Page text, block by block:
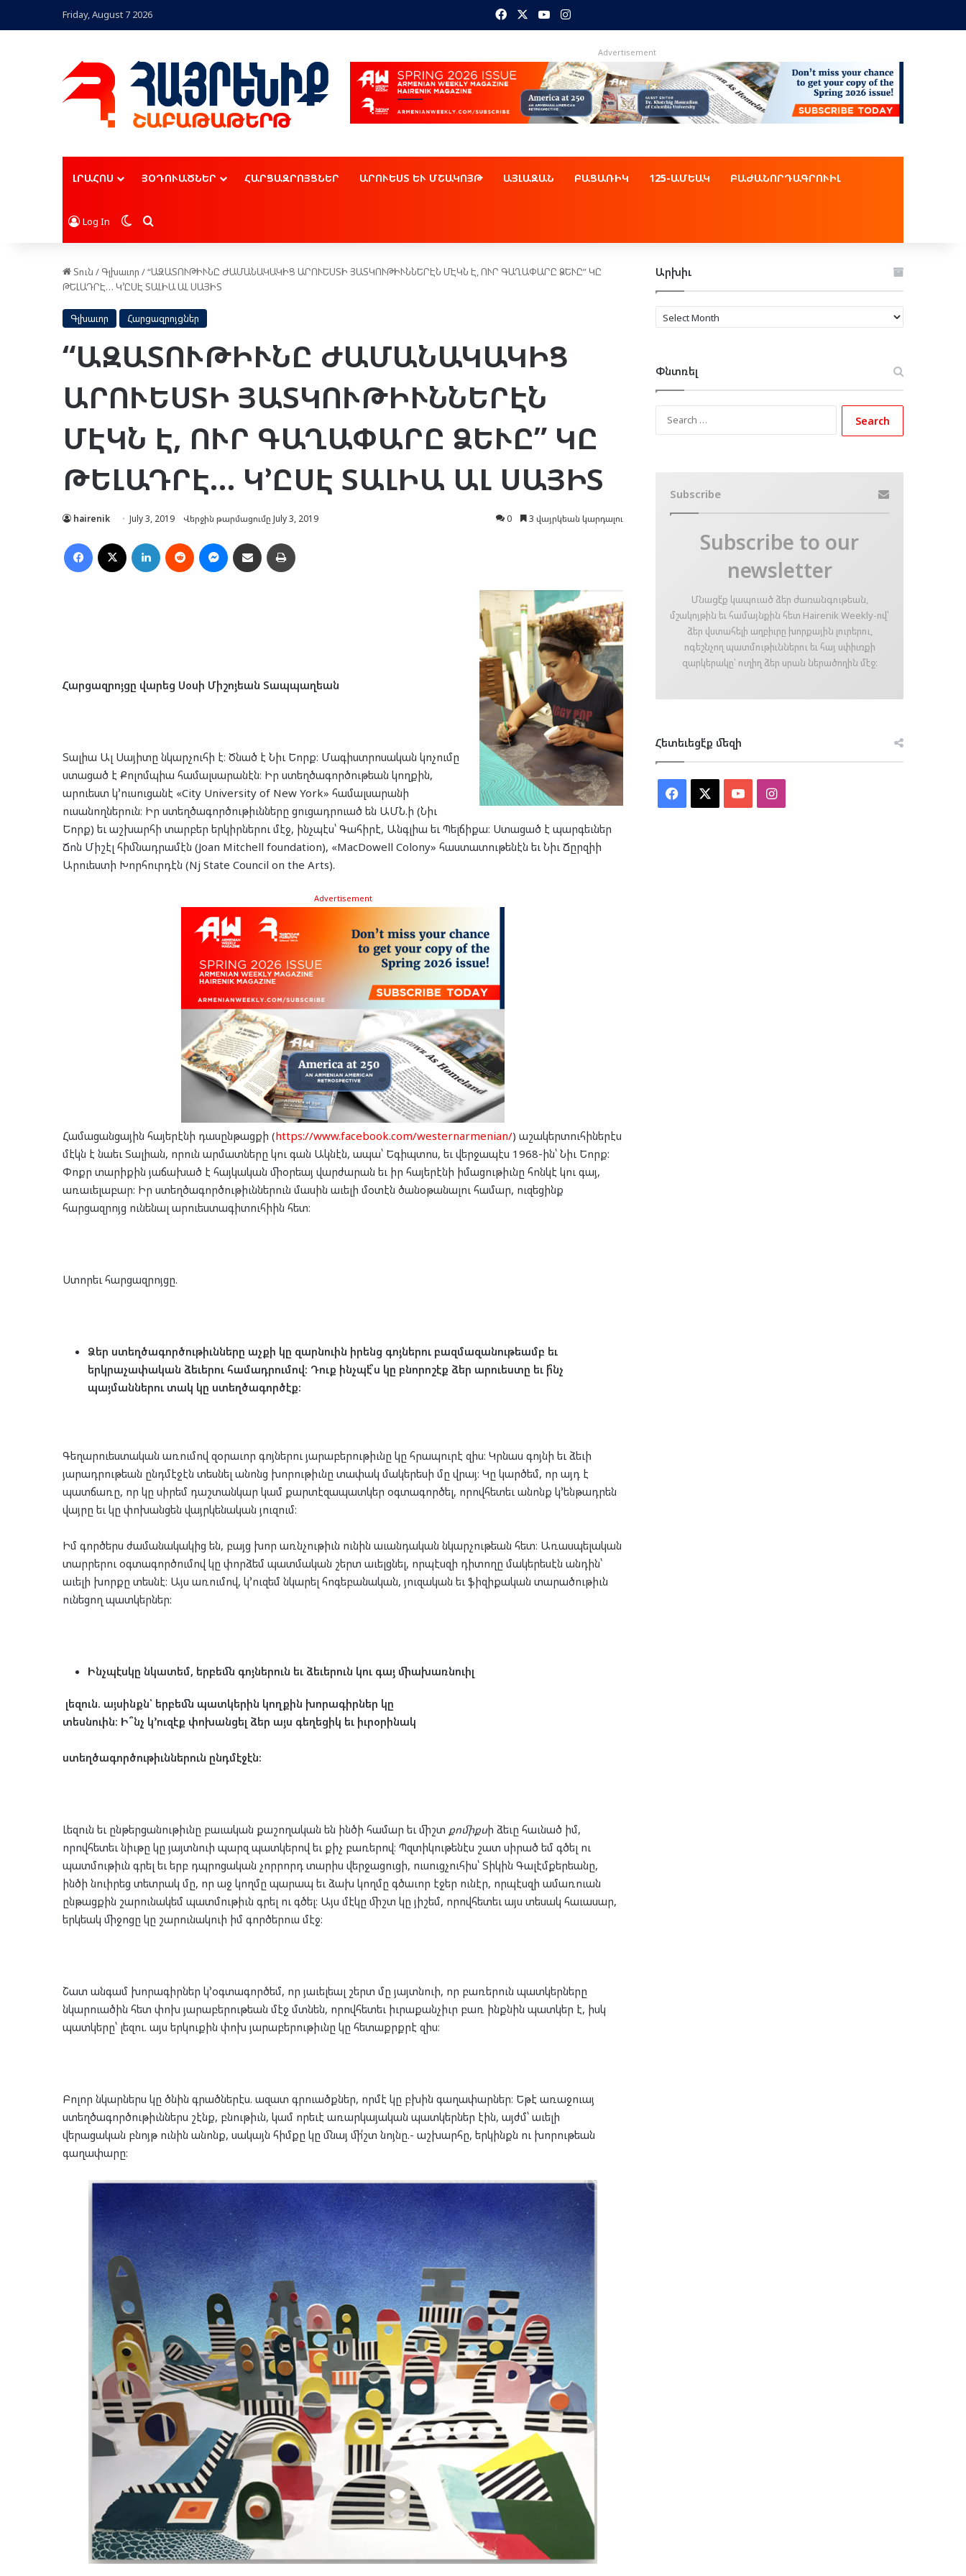
Friday, August 7 2026 FacebookYouTubeInstagram
Advertisement
ԼՐԱՀՈՍ ՅՕԴՈՒԱԾՆԵՐ ՀԱՐՑԱԶՐՈՅՑՆԵՐ ԱՐՈՒԵՍՏ ԵՒ ՄՇԱԿՈՅԹ ԱՅԼԱԶԱՆ ԲԱՑԱՌԻԿ 125-ԱՄԵԱԿ ԲԱԺԱՆՈՐԴԱԳՐՈՒԻԼ
Log In Switch skin
Որոնել
Տուն / Գլխաւոր /“ԱԶԱՏՈՒԹԻՒՆԸ ԺԱՄԱՆԱԿԱԿԻՑ ԱՐՈՒԵՍՏԻ ՅԱՏԿՈՒԹԻՒՆՆԵՐԷՆ ՄԷԿՆ Է, ՈՒՐ ԳԱՂԱՓԱՐԸ ՁԵՒԸ” ԿԸ
ԹԵԼԱԴՐԷ… Կ՚ԸՍԷ ՏԱԼԻԱ ԱԼ ՍԱՅԻՏ
Գլխաւոր Հարցազրոյցներ
“ԱԶԱՏՈՒԹԻՒՆԸ ԺԱՄԱՆԱԿԱԿԻՑ
ԱՐՈՒԵՍՏԻ ՅԱՏԿՈՒԹԻՒՆՆԵՐԷՆ
ՄԷԿՆ Է, ՈՒՐ ԳԱՂԱՓԱՐԸ ՁԵՒԸ” ԿԸ
ԹԵԼԱԴՐԷ… Կ՚ԸՍԷ ՏԱԼԻԱ ԱԼ ՍԱՅԻՏ
hairenik July 3, 2019 Վերջին թարմացումը July 3, 2019 0 3 վայրկեան կարդալու
Facebook LinkedIn Reddit MessengerՈւղարկել նամակ
Հարցազրոյցը վարեց Սօսի Միշոյեան Տապպաղեան
Տալիա Ալ Սայիտը նկարչուհի է։ Ծնած է Նիւ Եորք։ Մագիստրոսական կոչումը
ստացած է Քոլոմպիա համալսարանէն։ Իր ստեղծագործութեան կողքին,
արուեստ կ՚ուսուցանէ «City University of New York» համալսարանի
ուսանողներուն։ Իր ստեղծագործութիւնները ցուցադրուած են ԱՄՆ.ի (Նիւ
Եորք) եւ աշխարհի տարբեր երկիրներու մէջ, ինչպէս՝ Գահիրէ, Անգլիա եւ Պելճիքա։ Ստացած է պարգեւներ
Ճոն Միշէլ հիմնադրամէն (Joan Mitchell foundation), «MacDowell Colony» հաստատութենէն եւ Նիւ Ճըրզիի
Արուեստի Խորհուրդէն (Nj State Council on the Arts).
Advertisement
Համացանցային հայերէնի դասընթացքի (https://www.facebook.com/westernarmenian/) աշակերտուհիներէս
մէկն է նաեւ Տալիան, որուն արմատները կու գան Ակնէն, ապա՝ Եգիպտոս, եւ վերջապէս 1968-ին՝ Նիւ Եորք:
Փոքր տարիքին յաճախած է հայկական միօրեայ վարժարան եւ իր հայերէնի իմացութիւնը հոնկէ կու գայ,
առաւելաբար: Իր ստեղծագործութիւններուն մասին աւելի մօտէն ծանօթանալու համար, ուզեցինք
հարցազրոյց ունենալ արուեստագիտուհիին հետ։
Ստորեւ հարցազրոյցը.
Ձեր ստեղծագործութիւնները աչքի կը զարնուին իրենց գոյներու բազմազանութեամբ եւ
երկրաչափական ձեւերու համադրումով։ Դուք ինչպէ՞ս կը բնորոշէք ձեր արուեստը եւ ի՞նչ
պայմաններու տակ կը ստեղծագործէք։
Գեղարուեստական առումով զօրաւոր գոյներու յարաբերութիւնը կը հրապուրէ զիս։ Կրնաս գոյնի եւ ձեւի
յարադրութեան ընդմէջէն տեսնել անոնց խորութիւնը տափակ մակերեսի մը վրայ։ Կը կարծեմ, որ այդ է
պատճառը, որ կը սիրեմ դաշտանկար կամ քարտէզապատկեր օգտագործել, որովհետեւ անոնք կ՚ենթադրեն
վայրը եւ կը փոխանցեն վայրկենական յուզում։
Իմ գործերս ժամանակակից են, բայց խոր առնչութիւն ունին աւանդական նկարչութեան հետ։ Առասպելական
տարրերու օգտագործումով կը փորձեմ պատմական շերտ աւելցնել, որպէսզի դիտողը մակերեսէն անդին՝
աւելի խորքը տեսնէ։ Այս առումով, կ՚ուզեմ նկարել հոգեբանական, յուզական եւ ֆիզիքական տարածութիւն
ունեցող պատկերներ։
Ինչպէսկը նկատեմ, երբեմն գոյներուն եւ ձեւերուն կու գայ միախառնուիլ
լեզուն. այսինքն՝ երբեմն պատկերին կողքին խորագիրներ կը
տեսնուին։ Ի՞նչ կ՚ուզէք փոխանցել ձեր այս գեղեցիկ եւ իւրօրինակ
ստեղծագործութիւններուն ընդմէջէն։
Լեզուն եւ ընթերցանութիւնը բաւական քաշողական են ինծի համար եւ միշտ քոմիքսի ձեւը հաւնած իմ,
որովհետեւ նիւթը կը յայտնուի պարզ պատկերով եւ քիչ բառերով։ Պզտիկութենէս շատ սիրած եմ գծել ու
պատմութիւն գրել եւ երբ դպրոցական չորրորդ տարիս վերջացուցի, ուսուցչուհիս՝ Տիկին Գալէմքերեանը,
ինծի նուիրեց տետրակ մը, որ աջ կողմը պարապ եւ ձախ կողմը գծաւոր էջեր ունէր, որպէսզի ամառուան
ընթացքին շարունակեմ պատմութիւն գրել ու գծել։ Այս մէկը միշտ կը յիշեմ, որովհետեւ այս տեսակ հաւասար,
երկեակ միջոցը կը շարունակուի իմ գործերուս մէջ։
Շատ անգամ խորագիրներ կ՚օգտագործեմ, որ յաւելեալ շերտ մը յայտնուի, որ բառերուն պատկերները
նկարուածին հետ փոխ յարաբերութեան մէջ մտնեն, որովհետեւ իւրաքանչիւր բառ ինքնին պատկեր է, իսկ
պատկերը՝ լեզու. այս երկուքին փոխ յարաբերութիւնը կը հետաքրքրէ զիս։
Բոլոր նկարներս կը ծնին գրածներէս. ազատ գրուածքներ, որմէ կը բխին գաղափարներ։ Եթէ առաջուայ
ստեղծագործութիւններս շէնք, բնութիւն, կամ որեւէ առարկայական պատկերներ էին, այժմ՝ աւելի
վերացական բնոյթ ունին անոնք, սակայն հիմքը կը մնայ մի՛շտ նոյնը.- աշխարհը, երկինքն ու խորութեան
գաղափարը։
Արխիւ
Արխիւ
Փնտռել
Subscribe
Subscribe to our
newsletter
Մնացէ՛ք կապուած ձեր ժառանգութեան,
մշակոյթին եւ համայնքին հետ Hairenik Weekly-ով՝
ձեր վստահելի աղբիւրը խորքային լուրերու,
ոգեշնչող պատմութիւններու եւ հայ սփիւռքի
զարկերակը՝ ուղիղ ձեր սրան ներածողին մէջ։
Հետեւեցէ՛ք մեզի
Facebook YouTubeInstagram